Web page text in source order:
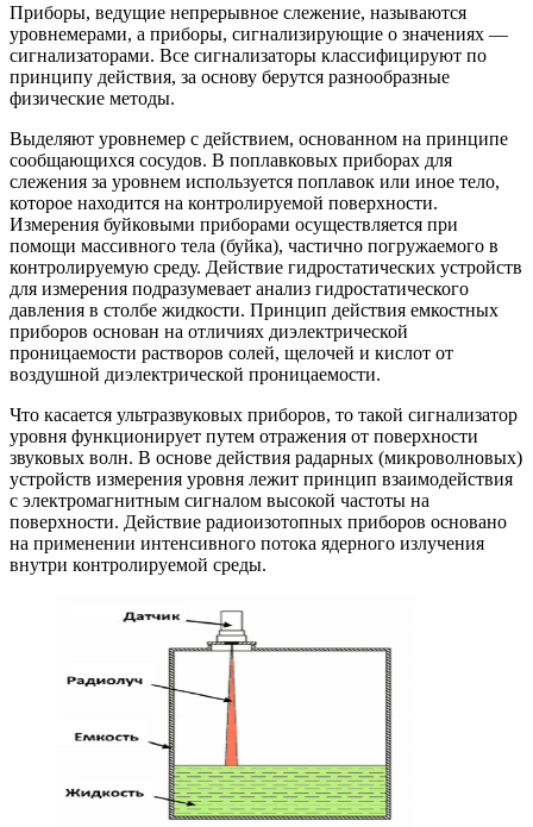
Приборы, ведущие непрерывное слежение, называются
уровнемерами, а приборы, сигнализирующие о значениях —
сигнализаторами. Все сигнализаторы классифицируют по
принципу действия, за основу берутся разнообразные
физические методы.
Выделяют уровнемер с действием, основанном на принципе
сообщающихся сосудов. В поплавковых приборах для
слежения за уровнем используется поплавок или иное тело,
которое находится на контролируемой поверхности.
Измерения буйковыми приборами осуществляется при
помощи массивного тела (буйка), частично погружаемого в
контролируемую среду. Действие гидростатических устройств
для измерения подразумевает анализ гидростатического
давления в столбе жидкости. Принцип действия емкостных
приборов основан на отличиях диэлектрической
проницаемости растворов солей, щелочей и кислот от
воздушной диэлектрической проницаемости.
Что касается ультразвуковых приборов, то такой сигнализатор
уровня функционирует путем отражения от поверхности
звуковых волн. В основе действия радарных (микроволновых)
устройств измерения уровня лежит принцип взаимодействия
с электромагнитным сигналом высокой частоты на
поверхности. Действие радиоизотопных приборов основано
на применении интенсивного потока ядерного излучения
внутри контролируемой среды.